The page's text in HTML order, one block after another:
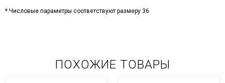
* Числовые параметры соответствуют размеру 36
ПОХОЖИЕ ТОВАРЫ